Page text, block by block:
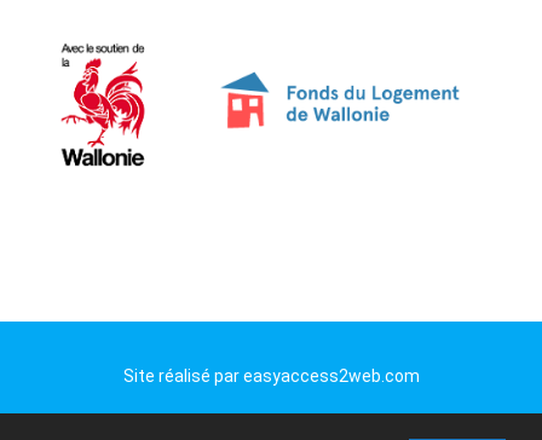
Site réalisé pareasyaccess2web.com